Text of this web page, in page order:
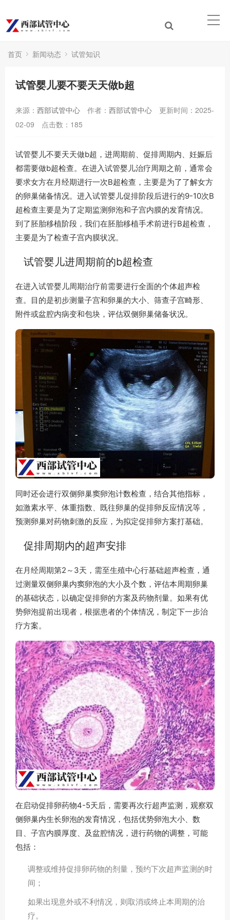
首页 新闻动态 试管知识
试管婴儿要不要天天做b超
来源： 西部试管中心 作者： 西部试管中心
更新时间：2025-
02-09
点击数： 185
试管婴儿不要天天做b超，进周期前、促排周期内、妊娠后
都需要做b超检查。在进入试管婴儿治疗周期之前，通常会
要求女方在月经期进行一次B超检查，主要是为了了解女方
的卵巢储备情况。进入试管婴儿促排阶段后进行的9-10次B
超检查主要是为了定期监测卵泡和子宫内膜的发育情况。
到了胚胎移植阶段，我们在胚胎移植手术前进行B超检查，
主要是为了检查子宫内膜状况。
试管婴儿进周期前的b超检查
在进入试管婴儿周期治疗前需要进行全面的个体超声检
查。目的是初步测量子宫和卵巢的大小、筛查子宫畸形、
附件或盆腔内病变和包块，评估双侧卵巢储备状况。
同时还会进行双侧卵巢窦卵泡计数检查，结合其他指标，
如激素水平、体重指数、既往卵巢的促排卵反应情况等，
预测卵巢对药物刺激的反应，为拟定促排卵方案打基础。
促排周期内的超声安排
在月经周期第2～3天，需至生殖中心行基础超声检查，通
过测量双侧卵巢内窦卵泡的大小及个数，评估本周期卵巢
的基础状态，以确定促排卵的方案及药物剂量。如果有优
势卵泡提前出现者，根据患者的个体情况，制定下一步治
疗方案。
在启动促排卵药物4-5天后，需要再次行超声监测，观察双
侧卵巢内生长卵泡的发育情况，包括优势卵泡大小、数
目、子宫内膜厚度、及盆腔情况，进行药物的调整，可能
包括：
调整或维持促排卵药物的剂量，预约下次超声监测的时
间；
如果出现意外或不利情况，则取消或终止本周期的治
疗。